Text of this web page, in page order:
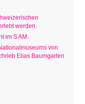
werden.
im S AM.
von
Elias Baumgarten